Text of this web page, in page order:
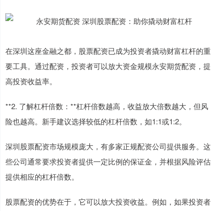
在深圳这座金融之都，股票配资已成为投资者撬动财富杠杆的重
要工具。通过配资，投资者可以放大资金规模永安期货配资，提
高投资收益率。
**2. 了解杠杆倍数：**杠杆倍数越高，收益放大倍数越大，但风
险也越高。新手建议选择较低的杠杆倍数，如1:1或1:2。
深圳股票配资市场规模庞大，有多家正规配资公司提供服务。这
些公司通常要求投资者提供一定比例的保证金，并根据风险评估
提供相应的杠杆倍数。
股票配资的优势在于，它可以放大投资收益。例如，如果投资者